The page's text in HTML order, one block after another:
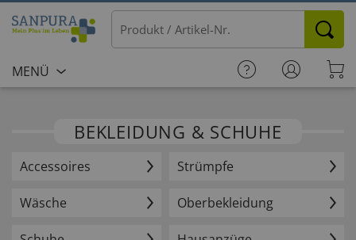
MENÜ
BEKLEIDUNG & SCHUHE
Accessoires Strümpfe
Wäsche Oberbekleidung